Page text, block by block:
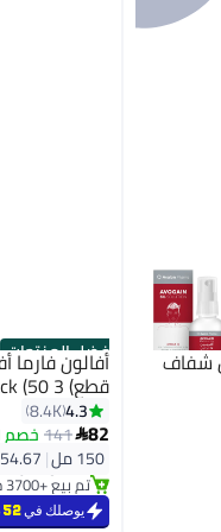
5% للرجال شفاف أفضل المنتجات
قطع) 3 pack (50)ملليلتر
4.3
8.4K
82
141خصم 41%
150 مل |
#1 في معالجات تساقط الشعر
بتخلّص بسرعة
تم بيع +3700 مؤخرًا
#1 في معالجات تساقط الشعر
يوصلك في52 دقيقة